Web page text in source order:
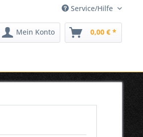
Service/Hilfe
Mein Konto 0,00 € *